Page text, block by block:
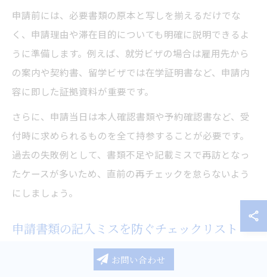
申請前には、必要書類の原本と写しを揃えるだけでな
く、申請理由や滞在目的についても明確に説明できるよ
うに準備します。例えば、就労ビザの場合は雇用先から
の案内や契約書、留学ビザでは在学証明書など、申請内
容に即した証拠資料が重要です。
さらに、申請当日は本人確認書類や予約確認書など、受
付時に求められるものを全て持参することが必要です。
過去の失敗例として、書類不足や記載ミスで再訪となっ
たケースが多いため、直前の再チェックを怠らないよう
にしましょう。
申請書類の記入ミスを防ぐチェックリスト
ビザ申請書類の記入ミスは、手続きの遅延や不受理の主
な原因です。記入漏れや誤記を防ぐためには、チェック
お問い合わせ